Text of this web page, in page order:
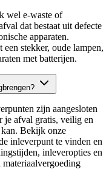
wel e-waste of
dat bestaat uit defecte
apparaten.
stekker, oude lampen,
met batterijen.
zijn aangesloten
je afval gratis, veilig en
Bekijk onze
inleverpunt te vinden en
inleveropties en